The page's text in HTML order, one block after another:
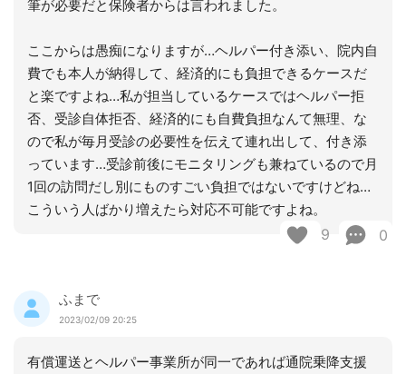
筆が必要だと保険者からは言われました。
ここからは愚痴になりますが…ヘルパー付き添い、院内自
費でも本人が納得して、経済的にも負担できるケースだ
と楽ですよね…私が担当しているケースではヘルパー拒
否、受診自体拒否、経済的にも自費負担なんて無理、な
ので私が毎月受診の必要性を伝えて連れ出して、付き添
っています…受診前後にモニタリングも兼ねているので月
1回の訪問だし別にものすごい負担ではないですけどね…
こういう人ばかり増えたら対応不可能ですよね。
9 0
ふまで
2023/02/09 20:25
有償運送とヘルパー事業所が同一であれば通院乗降支援